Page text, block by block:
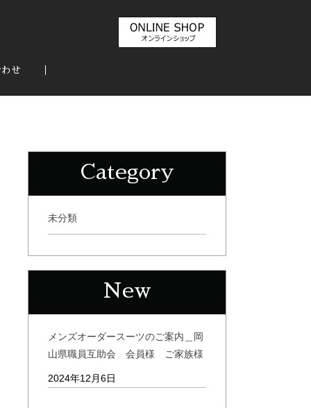
せ
Category
未分類
New
メンズオーダースーツのご案内＿岡
山県職員互助会 会員様 ご家族様
2024年12月6日